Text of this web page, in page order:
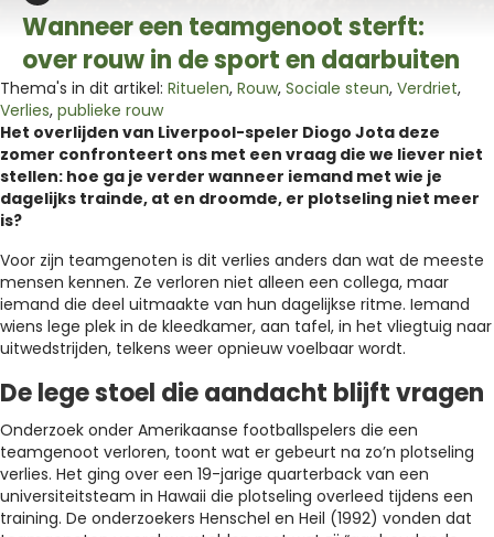
Wanneer een teamgenoot sterft:
over rouw in de sport en daarbuiten
Thema's in dit artikel: Rituelen, Rouw, Sociale steun, Verdriet,
Verlies, publieke rouw
Het overlijden van Liverpool-speler Diogo Jota deze
zomer confronteert ons met een vraag die we liever niet
stellen: hoe ga je verder wanneer iemand met wie je
dagelijks trainde, at en droomde, er plotseling niet meer
is?
Voor zijn teamgenoten is dit verlies anders dan wat de meeste
mensen kennen. Ze verloren niet alleen een collega, maar
iemand die deel uitmaakte van hun dagelijkse ritme. Iemand
wiens lege plek in de kleedkamer, aan tafel, in het vliegtuig naar
uitwedstrijden, telkens weer opnieuw voelbaar wordt.
De lege stoel die aandacht blijft vragen
Onderzoek onder Amerikaanse footballspelers die een
teamgenoot verloren, toont wat er gebeurt na zo’n plotseling
verlies. Het ging over een 19-jarige quarterback van een
universiteitsteam in Hawaii die plotseling overleed tijdens een
training. De onderzoekers Henschel en Heil (1992) vonden dat